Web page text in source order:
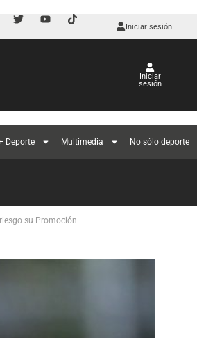
Iniciar sesión
Iniciar
sesión
Deporte Multimedia No sólo deporte
su Promoción